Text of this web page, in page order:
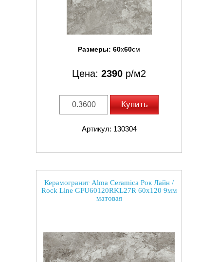
Размеры: 60x60см
Цена: 2390 р/м2
Купить
Артикул: 130304
Керамогранит Alma Ceramica Рок Лайн /
Rock Line GFU60120RKL27R 60x120 9мм
матовая